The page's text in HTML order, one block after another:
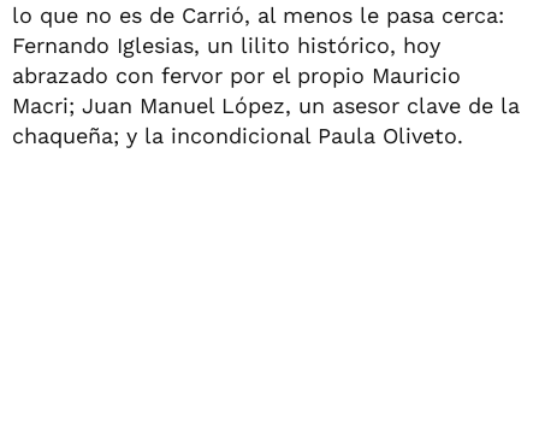
lo que no es de Carrió, al menos le pasa cerca:
Fernando Iglesias, un lilito histórico, hoy
abrazado con fervor por el propio Mauricio
Macri; Juan Manuel López, un asesor clave de la
chaqueña; y la incondicional Paula Oliveto.